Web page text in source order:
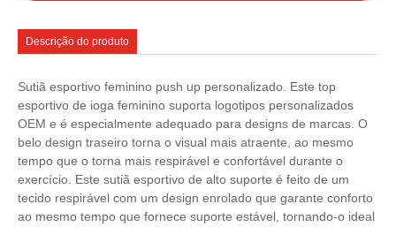
Descrição do produto
Sutiã esportivo feminino push up personalizado. Este top
esportivo de ioga feminino suporta logotipos personalizados
OEM e é especialmente adequado para designs de marcas. O
belo design traseiro torna o visual mais atraente, ao mesmo
tempo que o torna mais respirável e confortável durante o
exercício. Este sutiã esportivo de alto suporte é feito de um
tecido respirável com um design enrolado que garante conforto
ao mesmo tempo que fornece suporte estável, tornando-o ideal